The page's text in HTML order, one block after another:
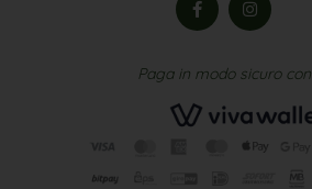
Paga in modo sicuro con